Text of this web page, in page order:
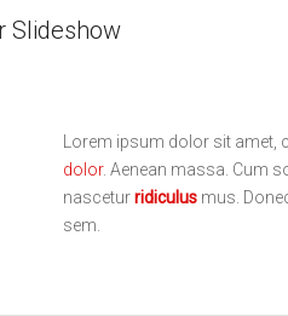
Slideshow
Lorem ipsum dolor sit amet,
dolor. Aenean massa. Cum
nasceturridiculusmus.
sem.